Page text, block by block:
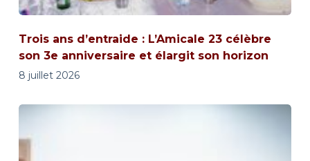
Trois ans d’entraide : L’Amicale 23 célèbre
son 3e anniversaire et élargit son horizon
8 juillet 2026